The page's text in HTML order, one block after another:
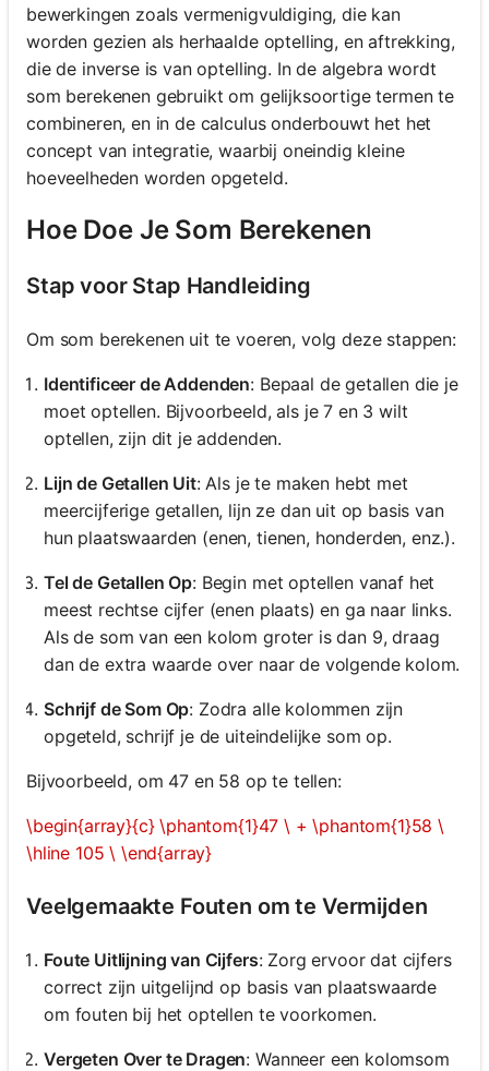
bewerkingen zoals vermenigvuldiging, die kan
worden gezien als herhaalde optelling, en aftrekking,
die de inverse is van optelling. In de algebra wordt
som berekenen gebruikt om gelijksoortige termen te
combineren, en in de calculus onderbouwt het het
concept van integratie, waarbij oneindig kleine
hoeveelheden worden opgeteld.
Hoe Doe Je Som Berekenen
Stap voor Stap Handleiding
Om som berekenen uit te voeren, volg deze stappen:
Identificeer de Addenden: Bepaal de getallen die je
moet optellen. Bijvoorbeeld, als je 7 en 3 wilt
optellen, zijn dit je addenden.
Lijn de Getallen Uit: Als je te maken hebt met
meercijferige getallen, lijn ze dan uit op basis van
hun plaatswaarden (enen, tienen, honderden, enz.).
Tel de Getallen Op: Begin met optellen vanaf het
meest rechtse cijfer (enen plaats) en ga naar links.
Als de som van een kolom groter is dan 9, draag
dan de extra waarde over naar de volgende kolom.
Schrijf de Som Op: Zodra alle kolommen zijn
opgeteld, schrijf je de uiteindelijke som op.
Bijvoorbeeld, om 47 en 58 op te tellen:
\begin{array}{c} \phantom{1}47 \ + \phantom{1}58 \
\hline 105 \ \end{array}
Veelgemaakte Fouten om te Vermijden
Foute Uitlijning van Cijfers: Zorg ervoor dat cijfers
correct zijn uitgelijnd op basis van plaatswaarde
om fouten bij het optellen te voorkomen.
Vergeten Over te Dragen: Wanneer een kolomsom